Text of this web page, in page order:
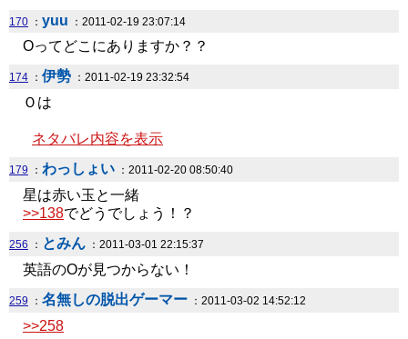
170 ： yuu ：2011-02-19 23:07:14
Oってどこにありますか？？
174 ： 伊勢 ：2011-02-19 23:32:54
Ｏは
ネタバレ内容を表示
179 ： わっしょい ：2011-02-20 08:50:40
星は赤い玉と一緒
>>138でどうでしょう！？
256 ： とみん ：2011-03-01 22:15:37
英語のOが見つからない！
259 ： 名無しの脱出ゲーマー ：2011-03-02 14:52:12
>>258